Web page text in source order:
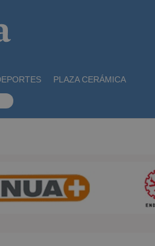
PLAZA CERÁMICA